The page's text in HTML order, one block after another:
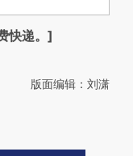
快递。]
版面编辑：刘潇